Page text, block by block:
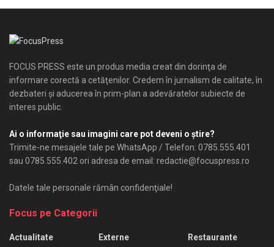
FOCUS PRESS este un produs media creat din dorinţa de
informare corectă a cetăţenilor. Credem în jurnalism de calitate, în
dezbateri şi aducerea în prim-plan a adevăratelor subiecte de
interes public.
Ai o informaţie sau imagini care pot deveni o ştire?
Trimite-ne mesajele tale pe WhatsApp / Telefon: 0785.555.401
sau 0785.555.402 ori adresa de email: redactie@focuspress.ro
Datele tale personale rămân confidenţiale!
Focus pe Categorii
Actualitate
Externe
Restaurante